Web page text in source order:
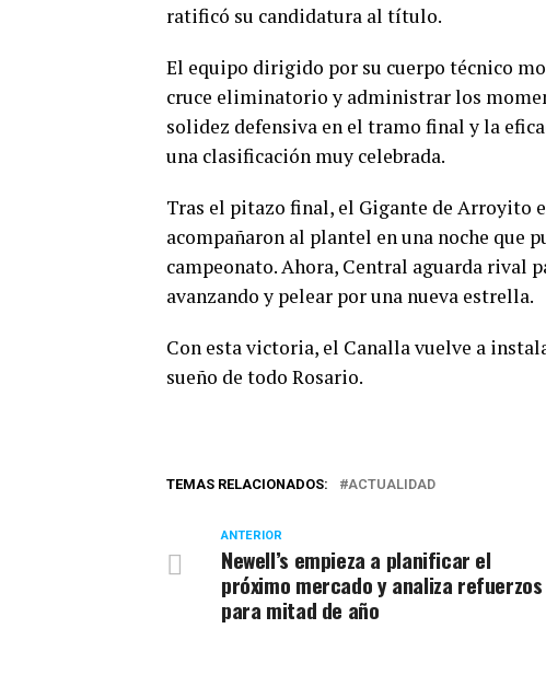
ratificó su candidatura al título.
El equipo dirigido por su cuerpo técnico
cruce eliminatorio y administrar los
solidez defensiva en el tramo final y la
una clasificación muy celebrada.
Tras el pitazo final, el Gigante de Arroyito
acompañaron al plantel en una noche que
campeonato. Ahora, Central aguarda rival
avanzando y pelear por una nueva estrella.
Con esta victoria, el Canalla vuelve a
sueño de todo Rosario.
TEMAS RELACIONADOS: ACTUALIDAD
ANTERIOR
Newell’s empieza a planificar el
próximo mercado y analiza refuerzos
para mitad de año